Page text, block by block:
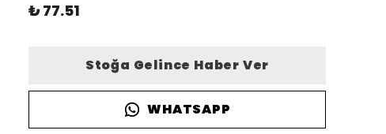
₺ 77.51
Stoğa Gelince Haber Ver
WHATSAPP